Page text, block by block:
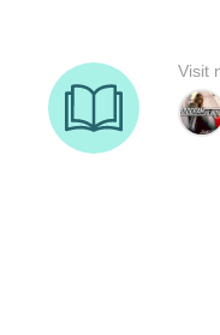
Visit